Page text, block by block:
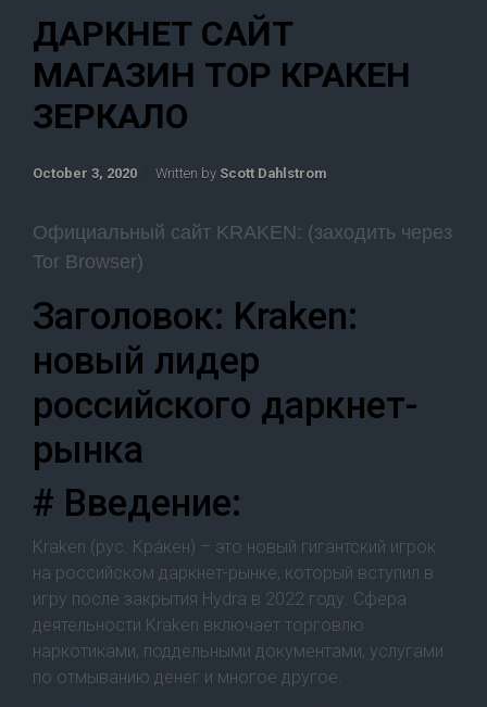
ДАРКНЕТ САЙТ
МАГАЗИН ТОР КРАКЕН
ЗЕРКАЛО
October 3, 2020 Written by Scott Dahlstrom
Официальный сайт KRAKEN: (заходить через
Tor Browser)
Заголовок: Kraken:
новый лидер
российского даркнет-
рынка
# Введение:
Kraken (рус. Кра́кен) – это новый гигантский игрок
на российском даркнет-рынке, который вступил в
игру после закрытия Hydra в 2022 году. Сфера
деятельности Kraken включает торговлю
наркотиками, поддельными документами, услугами
по отмыванию денег и многое другое.